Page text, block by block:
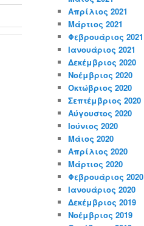
Απρίλιος 2021
Μάρτιος 2021
Φεβρουάριος 2021
Ιανουάριος 2021
Δεκέμβριος 2020
Νοέμβριος 2020
Οκτώβριος 2020
Σεπτέμβριος 2020
Αύγουστος 2020
Ιούνιος 2020
Μάιος 2020
Απρίλιος 2020
Μάρτιος 2020
Φεβρουάριος 2020
Ιανουάριος 2020
Δεκέμβριος 2019
Νοέμβριος 2019